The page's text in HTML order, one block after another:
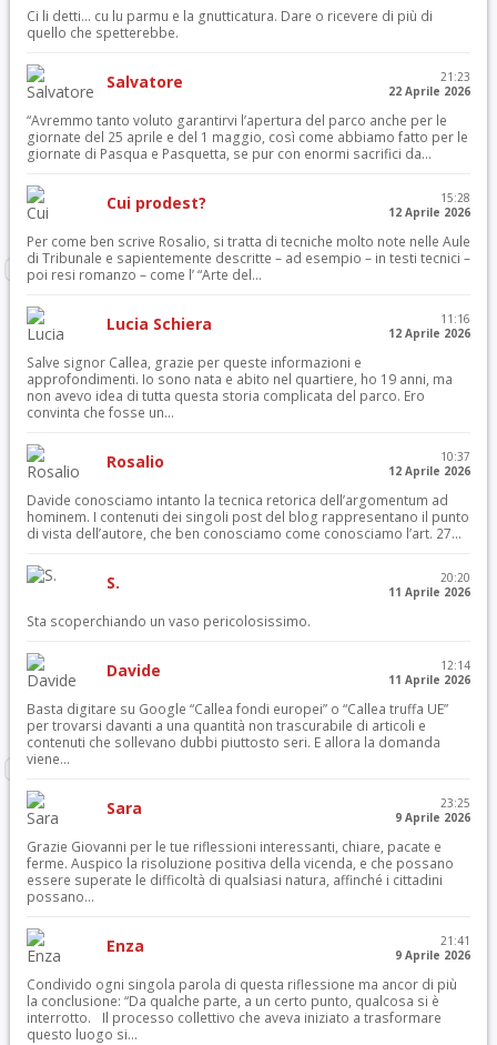
Ci li detti… cu lu parmu e la gnutticatura. Dare o ricevere di più di
quello che spetterebbe.
Salvatore
21:23
22 Aprile 2026
“Avremmo tanto voluto garantirvi l’apertura del parco anche per le
giornate del 25 aprile e del 1 maggio, così come abbiamo fatto per le
giornate di Pasqua e Pasquetta, se pur con enormi sacrifici da...
Cui prodest?
15:28
12 Aprile 2026
Per come ben scrive Rosalio, si tratta di tecniche molto note nelle Aule
di Tribunale e sapientemente descritte – ad esempio – in testi tecnici –
poi resi romanzo – come l’ “Arte del...
Lucia Schiera
11:16
12 Aprile 2026
Salve signor Callea, grazie per queste informazioni e
approfondimenti. Io sono nata e abito nel quartiere, ho 19 anni, ma
non avevo idea di tutta questa storia complicata del parco. Ero
convinta che fosse un...
Rosalio
10:37
12 Aprile 2026
Davide conosciamo intanto la tecnica retorica dell’argomentum ad
hominem. I contenuti dei singoli post del blog rappresentano il punto
di vista dell’autore, che ben conosciamo come conosciamo l’art. 27...
S.
20:20
11 Aprile 2026
Sta scoperchiando un vaso pericolosissimo.
Davide
12:14
11 Aprile 2026
Basta digitare su Google “Callea fondi europei” o “Callea truffa UE”
per trovarsi davanti a una quantità non trascurabile di articoli e
contenuti che sollevano dubbi piuttosto seri. E allora la domanda
viene...
Sara
23:25
9 Aprile 2026
Grazie Giovanni per le tue riflessioni interessanti, chiare, pacate e
ferme. Auspico la risoluzione positiva della vicenda, e che possano
essere superate le difficoltà di qualsiasi natura, affinché i cittadini
possano...
Enza
21:41
9 Aprile 2026
Condivido ogni singola parola di questa riflessione ma ancor di più
la conclusione: “Da qualche parte, a un certo punto, qualcosa si è
interrotto. Il processo collettivo che aveva iniziato a trasformare
questo luogo si...